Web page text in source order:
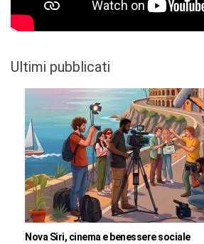
Ultimi pubblicati
Nova Siri, cinema e benessere sociale